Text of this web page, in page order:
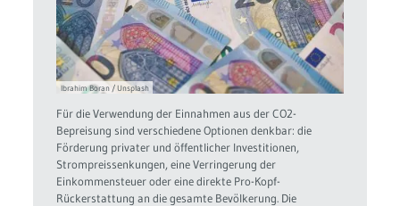
Ibrahim Boran / Unsplash
Für die Verwendung der Einnahmen aus der CO2-
Bepreisung sind verschiedene Optionen denkbar: die
Förderung privater und öffentlicher Investitionen,
Strompreissenkungen, eine Verringerung der
Einkommensteuer oder eine direkte Pro-Kopf-
Rückerstattung an die gesamte Bevölkerung. Die